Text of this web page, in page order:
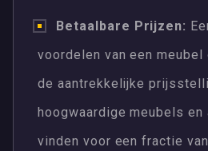
Betaalbare Prijzen:
voordelen van een
de aantrekkelijke
hoogwaardige meubels
vinden voor een fractie